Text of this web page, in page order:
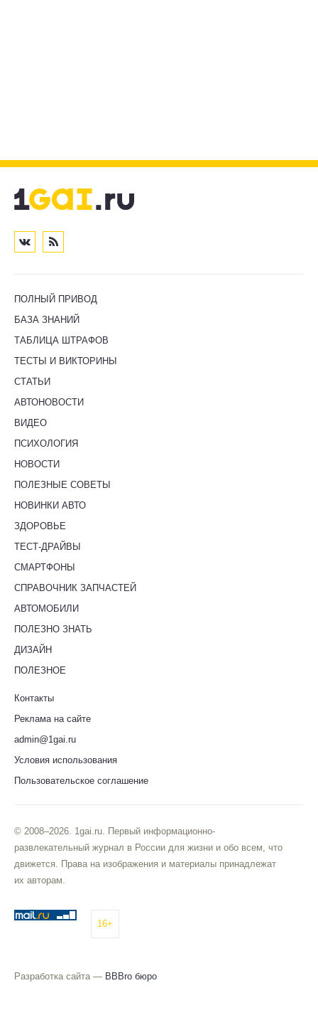
ПОЛНЫЙ ПРИВОД
БАЗА ЗНАНИЙ
ТАБЛИЦА ШТРАФОВ
ТЕСТЫ И ВИКТОРИНЫ
СТАТЬИ
АВТОНОВОСТИ
ВИДЕО
ПСИХОЛОГИЯ
НОВОСТИ
ПОЛЕЗНЫЕ СОВЕТЫ
НОВИНКИ АВТО
ЗДОРОВЬЕ
ТЕСТ-ДРАЙВЫ
СМАРТФОНЫ
СПРАВОЧНИК ЗАПЧАСТЕЙ
АВТОМОБИЛИ
ПОЛЕЗНО ЗНАТЬ
ДИЗАЙН
ПОЛЕЗНОЕ
Контакты
Реклама на сайте
admin@1gai.ru
Условия использования
Пользовательское соглашение
© 2008–2026. 1gai.ru. Первый информационно-
развлекательный журнал в России для жизни и обо всем, что
движется. Права на изображения и материалы принадлежат
их авторам.
16+
Разработка сайта — BBBro бюро